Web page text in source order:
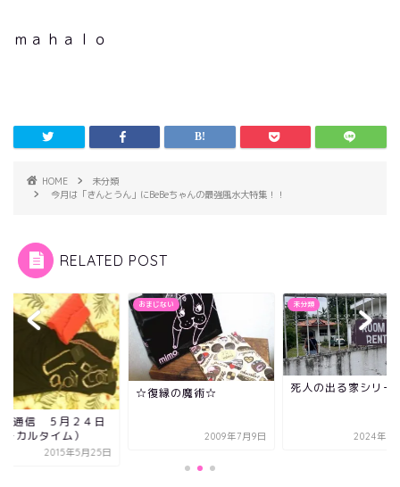
ｍａｈａｌｏ
HOME
未分類
今月は「きんとうん」にBeBeちゃんの最強風水大特集！！
RELATED POST
通信 ５月２４日
カルタイム）
2015年5月25日
おまじない
☆復縁の魔術☆
2009年7月9日
未分類
死人の出る家シリー
2024年10